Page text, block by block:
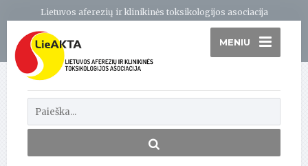
Lietuvos aferezių ir klinikinės toksikologijos asociacija
MENIU